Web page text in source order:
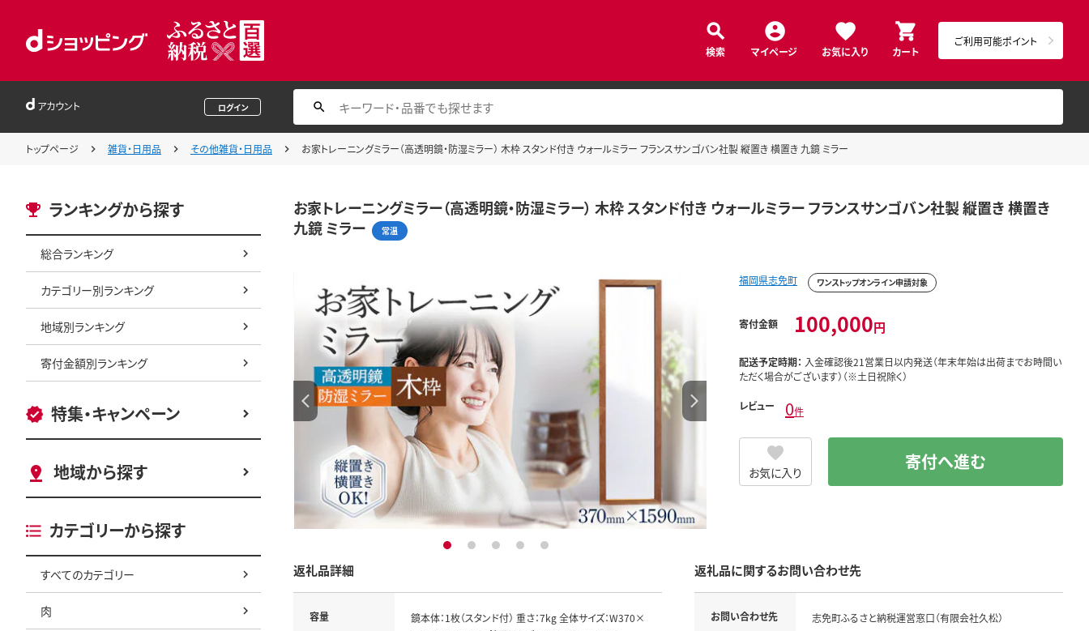
検索 マイページ お気に入り カート
ご利用可能ポイント
アカウント ログイン
トップページ 雑貨・日用品 その他雑貨・日用品 お家トレーニングミラー（高透明鏡・防湿ミラー） 木枠 スタンド付き ウォールミラー フランスサンゴバン社製 縦置き 横置き 九鏡 ミラー
ランキングから探す
総合ランキング
カテゴリー別ランキング
地域別ランキング
寄付金額別ランキング
特集・キャンペーン
地域から探す
カテゴリーから探す
すべてのカテゴリー
肉
お家トレーニングミラー（高透明鏡・防湿ミラー） 木枠 スタンド付き ウォールミラー フランスサンゴバン社製 縦置き 横置き
九鏡 ミラー
常温
1 2 3 4 5
福岡県志免町 ワンストップオンライン申請対象
寄付金額 100,000円
配送予定時期： 入金確認後21営業日以内発送（年末年始は出荷までお時間い
ただく場合がございます）（※土日祝除く）
レビュー 0件
お気に入り 寄付へ進む
返礼品詳細
容量
鏡本体：1枚（スタンド付） 重さ：7kg 全体サイズ：W370×
返礼品に関するお問い合わせ先
お問い合わせ先 志免町ふるさと納税運営窓口（有限会社久松）